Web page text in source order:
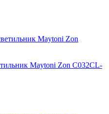
Maytoni Zon C032CL-